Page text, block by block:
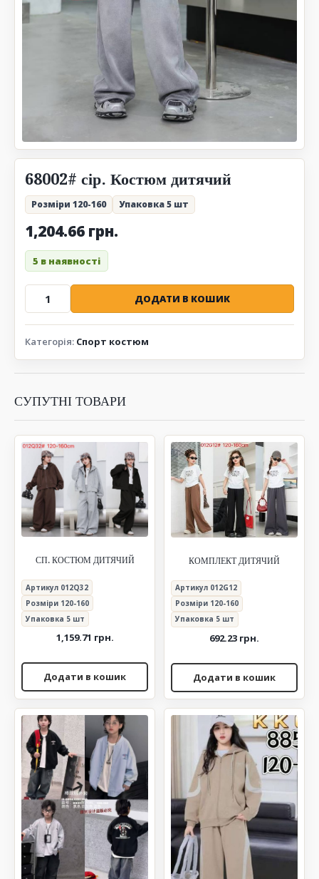
68002# сір. Костюм дитячий
Розміри 120-160 Упаковка 5 шт
1,204.66 грн.
5 в наявності
68002#
сір.
Костюм
дитячий
120-
по
5
кількість
ДОДАТИ В КОШИК
Категорія: Спорт костюм
СУПУТНІ ТОВАРИ
СП. КОСТЮМ ДИТЯЧИЙ
Артикул 012Q32
Розміри 120-160
Упаковка 5 шт
1,159.71 грн.
Додати в кошик
КОМПЛЕКТ ДИТЯЧИЙ
Артикул 012G12
Розміри 120-160
Упаковка 5 шт
692.23 грн.
Додати в кошик